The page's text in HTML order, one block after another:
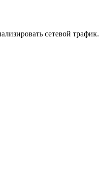
сетевой трафик.